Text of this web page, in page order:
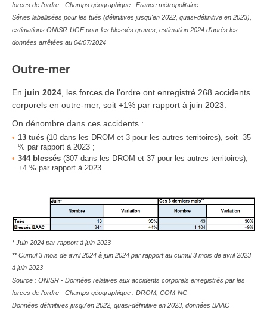
forces de l'ordre - Champs géographique : France métropolitaine
Séries labellisées pour les tués (définitives jusqu'en 2022, quasi-définitive en 2023),
estimations ONISR-UGE pour les blessés graves, estimation 2024 d'après les
données arrêtées au 04/07/2024
Outre-mer
En juin 2024, les forces de l'ordre ont enregistré 268 accidents
corporels en outre-mer, soit +1% par rapport à juin 2023.
On dénombre dans ces accidents :
13 tués (10 dans les DROM et 3 pour les autres territoires), soit -35
% par rapport à 2023 ;
344 blessés (307 dans les DROM et 37 pour les autres territoires),
+4 % par rapport à 2023.
* Juin 2024 par rapport à juin 2023
** Cumul 3 mois de avril 2024 à juin 2024 par rapport au cumul 3 mois de avril 2023
à juin 2023
Source : ONISR - Données relatives aux accidents corporels enregistrés par les
forces de l'ordre - Champs géographique : DROM, COM-NC
Données définitives jusqu'en 2022, quasi-définitive en 2023, données BAAC